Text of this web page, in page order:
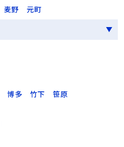
麦野
元町
博多 竹下
笹原